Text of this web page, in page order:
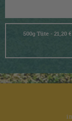
500g Tüte - 21,20 €